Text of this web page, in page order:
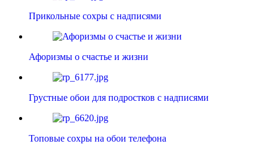
Прикольные сохры с надписями
Афоризмы о счастье и жизни
Грустные обои для подростков с надписями
Топовые сохры на обои телефона